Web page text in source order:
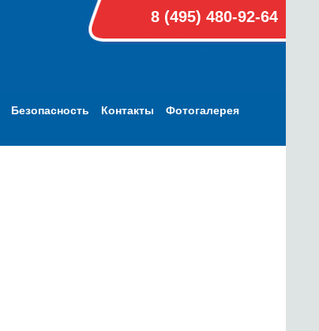
8 (495) 480-92-64
Безопасность Контакты
Фотогалерея